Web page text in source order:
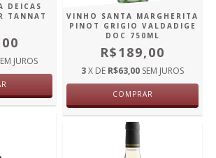
DEICAS
TANNAT
JUROS
VINHO SANTA MARGHERITA
PINOT GRIGIO VALDADIGE
DOC 750ML
R$189,00
3X DE R$63,00 SEM JUROS
COMPRAR